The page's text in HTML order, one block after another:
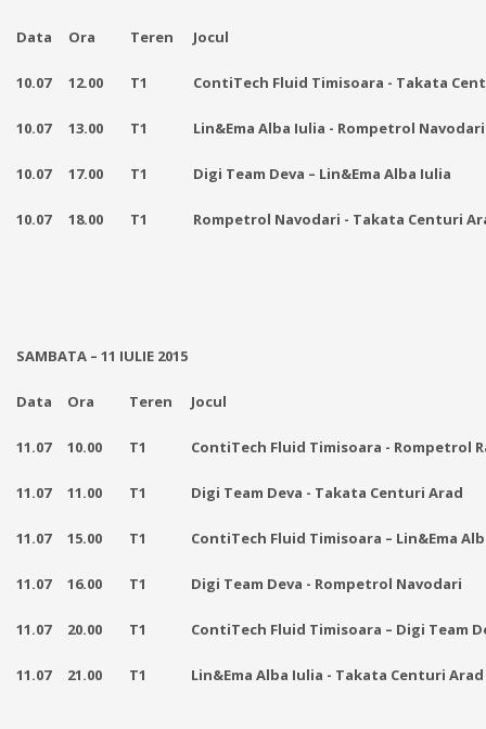
Data Ora Teren Jocul
10.07 12.00 T1 ContiTech Fluid Timisoara - Takata
10.07 13.00 T1 Lin&Ema Alba Iulia - Rompetrol Navodari
10.07 17.00 T1 Digi Team Deva – Lin&Ema Alba Iulia
10.07 18.00 T1 Rompetrol Navodari - Takata Centuri
SAMBATA – 11 IULIE 2015
Data Ora Teren Jocul
11.07 10.00 T1 ContiTech Fluid Timisoara - Rompetrol
11.07 11.00 T1 Digi Team Deva - Takata Centuri Arad
11.07 15.00 T1 ContiTech Fluid Timisoara – Lin&Ema
11.07 16.00 T1 Digi Team Deva - Rompetrol Navodari
11.07 20.00 T1 ContiTech Fluid Timisoara – Digi Team
11.07 21.00 T1 Lin&Ema Alba Iulia - Takata Centuri Arad